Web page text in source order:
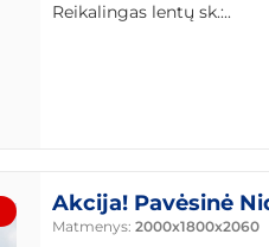
Reikalingas lentų sk.:..
Akcija! Pavėsinė
Matmenys: 2000x1800x2060